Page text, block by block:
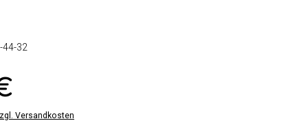
44-32
Versandkosten